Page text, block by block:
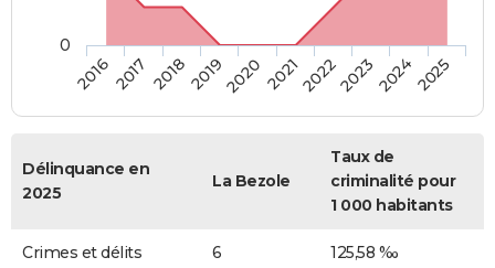
20162017 20182019202020212022202320242025
0
Délinquance en
2025
La Bezole
Taux de
criminalité pour
1 000 habitants
Crimes et délits 6 125,58 ‰